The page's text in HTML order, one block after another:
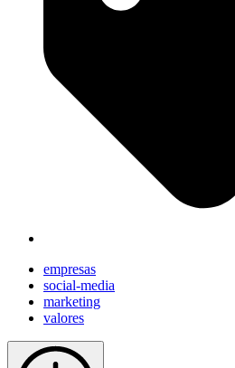
empresas
social-media
marketing
valores